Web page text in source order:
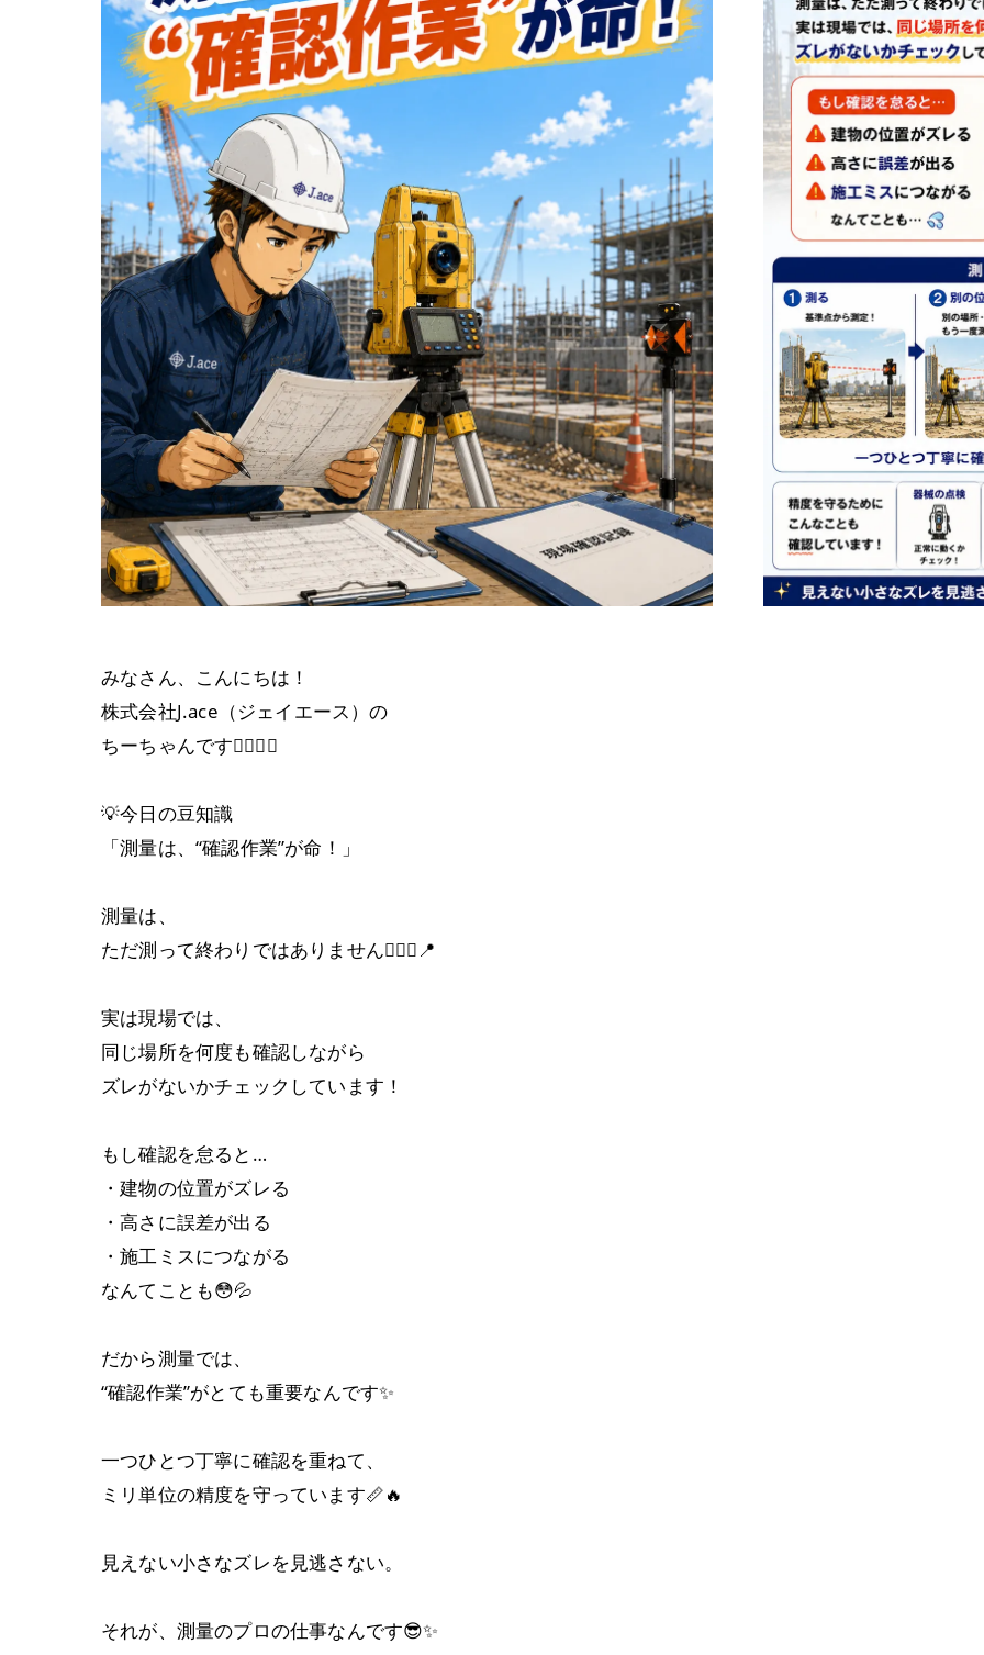
みなさん、こんにちは！
株式会社J.ace（ジェイエース）の
ちーちゃんです👷🏼‍♀️✨
💡今日の豆知識
「測量は、“確認作業”が命！」
測量は、
ただ測って終わりではありません👷🏼‍♂️📍
実は現場では、
同じ場所を何度も確認しながら
ズレがないかチェックしています！
もし確認を怠ると…
・建物の位置がズレる
・高さに誤差が出る
・施工ミスにつながる
なんてことも😳💦
だから測量では、
“確認作業”がとても重要なんです✨
一つひとつ丁寧に確認を重ねて、
ミリ単位の精度を守っています📏🔥
見えない小さなズレを見逃さない。
それが、測量のプロの仕事なんです😎✨